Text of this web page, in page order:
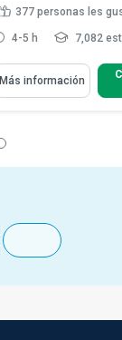
377 personas les
4-5 h 7,082
Más información